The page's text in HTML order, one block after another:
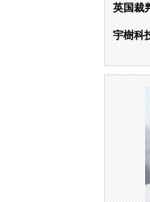
英国裁
宇樹科